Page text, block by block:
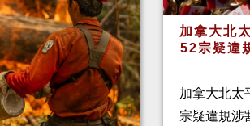
加拿大北
52宗疑違
加拿大北太
宗疑違規涉